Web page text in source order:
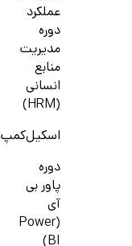
عملکرد
دوره
مدیریت
منابع
انسانی
(HRM)
اسکیل‌کمپ
دوره
پاور بی
آی
(Power